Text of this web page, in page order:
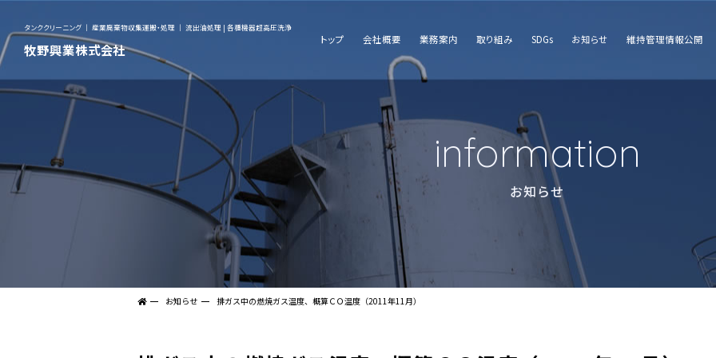
タンククリーニング ｜ 産業廃棄物収集運搬・処理 ｜ 流出油処理 | 各種機器超高圧洗浄
牧野興業株式会社
トップ 会社概要 業務案内 取り組み SDGs お知らせ 維持管理情報公開
information
お知らせ
お知らせ 排ガス中の燃焼ガス温度、概算ＣＯ温度（2011年11月）